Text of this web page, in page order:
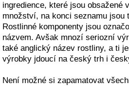
ingredience, které jsou obsažené
množství, na konci seznamu jsou
Rostlinné komponenty jsou
názvem. Avšak mnozí seriozní
také anglický název rostliny, a ti
výrobky jdoucí na český trh i
Není možné si zapamatovat